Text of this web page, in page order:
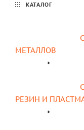
КАТАЛОГ
МЕТАЛЛОВ
РЕЗИН И